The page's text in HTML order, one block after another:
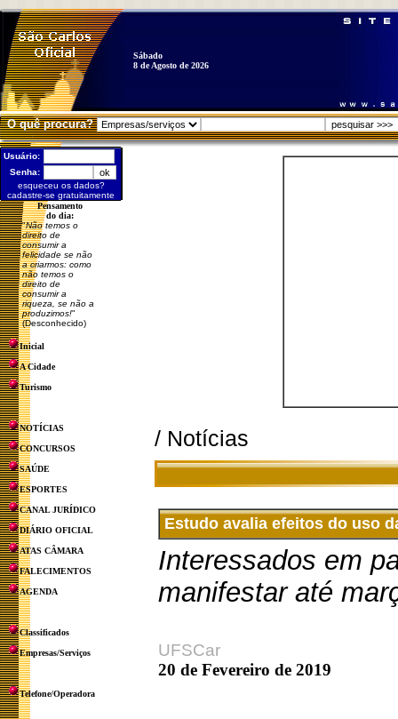
Sábado
8 de Agosto de 2026
O quê procura?
Usuário:
Senha:
esqueceu os dados?
cadastre-se gratuitamente
Pensamento
do dia:
"Não temos o
direito de
consumir a
felicidade se não
a criarmos: como
não temos o
direito de
consumir a
riqueza, se não a
produzimos!"
(Desconhecido)
Inicial
A Cidade
Turismo
NOTÍCIAS
CONCURSOS
SAÚDE
ESPORTES
CANAL JURÍDICO
DIÁRIO OFICIAL
ATAS CÂMARA
FALECIMENTOS
AGENDA
Classificados
Empresas/Serviços
Telefone/Operadora
/ Notícias
Estudo avalia efeitos do uso
Interessados em
manifestar até
UFSCar
20 de Fevereiro de 2019